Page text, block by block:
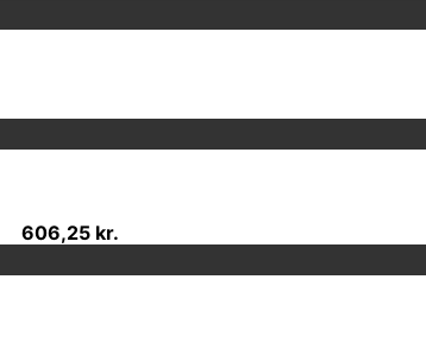
606,25 kr.